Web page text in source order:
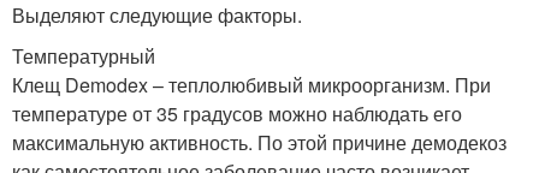
Выделяют следующие факторы.
Температурный
Клещ Demodex – теплолюбивый микроорганизм. При
температуре от 35 градусов можно наблюдать его
максимальную активность. По этой причине демодекоз